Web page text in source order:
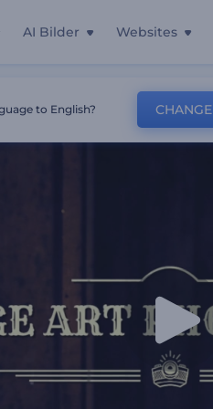
AI Bilder Websites
to English? CHANGE